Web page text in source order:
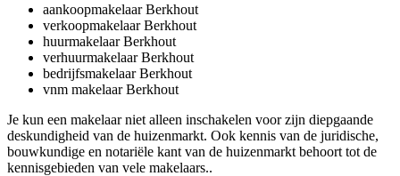
aankoopmakelaar Berkhout
verkoopmakelaar Berkhout
huurmakelaar Berkhout
verhuurmakelaar Berkhout
bedrijfsmakelaar Berkhout
vnm makelaar Berkhout
Je kun een makelaar niet alleen inschakelen voor zijn diepgaande
deskundigheid van de huizenmarkt. Ook kennis van de juridische,
bouwkundige en notariële kant van de huizenmarkt behoort tot de
kennisgebieden van vele makelaars..